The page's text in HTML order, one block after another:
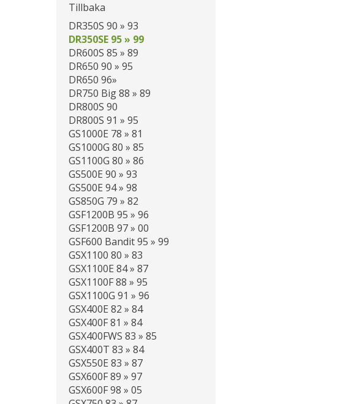
Tillbaka
DR350S 90 » 93
DR350SE 95 » 99
DR600S 85 » 89
DR650 90 » 95
DR650 96»
DR750 Big 88 » 89
DR800S 90
DR800S 91 » 95
GS1000E 78 » 81
GS1000G 80 » 85
GS1100G 80 » 86
GS500E 90 » 93
GS500E 94 » 98
GS850G 79 » 82
GSF1200B 95 » 96
GSF1200B 97 » 00
GSF600 Bandit 95 » 99
GSX1100 80 » 83
GSX1100E 84 » 87
GSX1100F 88 » 95
GSX1100G 91 » 96
GSX400E 82 » 84
GSX400F 81 » 84
GSX400FWS 83 » 85
GSX400T 83 » 84
GSX550E 83 » 87
GSX600F 89 » 97
GSX600F 98 » 05